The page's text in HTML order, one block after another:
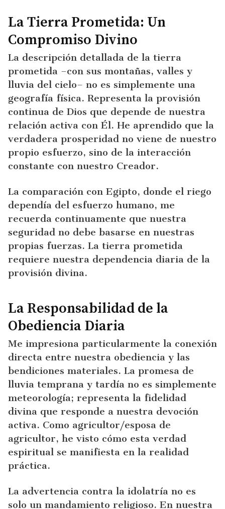
La Tierra Prometida: Un
Compromiso Divino
La descripción detallada de la tierra
prometida –con sus montañas, valles y
lluvia del cielo– no es simplemente una
geografía física. Representa la provisión
continua de Dios que depende de nuestra
relación activa con Él. He aprendido que la
verdadera prosperidad no viene de nuestro
propio esfuerzo, sino de la interacción
constante con nuestro Creador.
La comparación con Egipto, donde el riego
dependía del esfuerzo humano, me
recuerda continuamente que nuestra
seguridad no debe basarse en nuestras
propias fuerzas. La tierra prometida
requiere nuestra dependencia diaria de la
provisión divina.
La Responsabilidad de la
Obediencia Diaria
Me impresiona particularmente la conexión
directa entre nuestra obediencia y las
bendiciones materiales. La promesa de
lluvia temprana y tardía no es simplemente
meteorología; representa la fidelidad
divina que responde a nuestra devoción
activa. Como agricultor/esposa de
agricultor, he visto cómo esta verdad
espiritual se manifiesta en la realidad
práctica.
La advertencia contra la idolatría no es
solo un mandamiento religioso. En nuestra